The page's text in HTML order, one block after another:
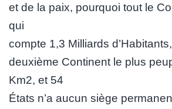
et de la paix, pourquoi tout le
qui
compte 1,3 Milliards
deuxième Continent le plus
Km2, et 54
États n’a aucun siège